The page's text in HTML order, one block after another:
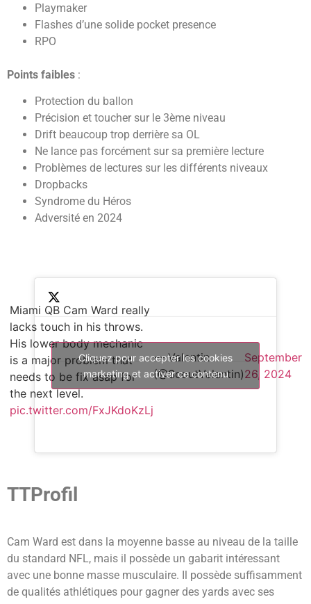
Playmaker
Flashes d’une solide pocket presence
RPO
Points faibles :
Protection du ballon
Précision et toucher sur le 3ème niveau
Drift beaucoup trop derrière sa OL
Ne lance pas forcément sur sa première lecture
Problèmes de lectures sur les différents niveaux
Dropbacks
Syndrome du Héros
Adversité en 2024
Miami QB Cam Ward really
lacks touch in his throws.
His lower body mechanic
is a major problem that
needs to be fix asap for
the next level.
pic.twitter.com/FxJKdoKzLj
— Valentin
(@ScoutValentin)
September
26, 2024
Cliquez pour accepter les cookies
marketing et activer ce contenu
TTProfil
Cam Ward est dans la moyenne basse au niveau de la taille
du standard NFL, mais il possède un gabarit intéressant
avec une bonne masse musculaire. Il possède suffisamment
de qualités athlétiques pour gagner des yards avec ses